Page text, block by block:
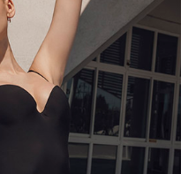
別帳號之用戶狀況，依本公司即
足之情形，本公司將視審查結果
註冊。若發現惡意使用之情形，
使用額度並採取法律行動。
費
運費
與線上客服核對收
查看運費